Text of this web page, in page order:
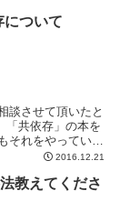
ついて
談させて頂いたと
「共依存」の本を
それをやっていた
2016.12.21
教えてくださ